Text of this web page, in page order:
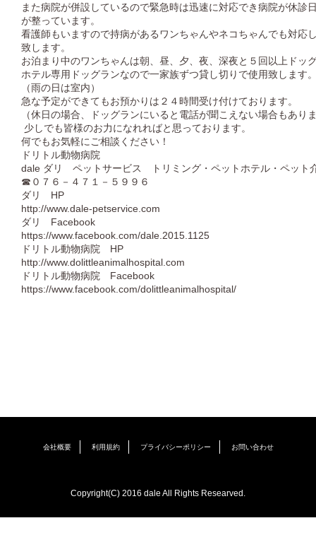
また病院が併設しているので緊急時は迅速に対応でき病院が休診
が整っています。
看護師もいますので持病があるワンちゃんやネコちゃんでも対応
致します。
お泊まり中のワンちゃんは朝、昼、夕、夜、深夜と５回以上ドッ
ホテル専用ドッグランなので一家族ずつ貸し切りで使用致します
（雨の日は室内）
急な予定ができてもお預かりは２４時間受け付けております。
（休日の場合、ドッグランにいると電話が聞こえない場合もあり
少しでも皆様のお力になれればと思っております。
何でもお気軽にご相談ください！
ドリトル動物病院
dale ダリ ペットサービス トリミング・ペットホテル・ペット
☎０７６－４７１－５９９６
ダリ HP
http://www.dale-petservice.com
ダリ Facebook
https://www.facebook.com/dale.2015.1125
ドリトル動物病院 HP
http://www.dolittleanimalhospital.com
ドリトル動物病院 Facebook
https://www.facebook.com/dolittleanimalhospital/
会社概要 利用規約 プライバシーポリシー お問い合わせ
Copyright(C) 2016 dale All Rights Researved.